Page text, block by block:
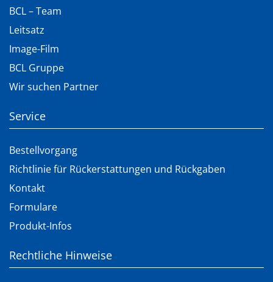
BCL – Team
Leitsatz
Image-Film
BCL Gruppe
Wir suchen Partner
Service
Bestellvorgang
Richtlinie für Rückerstattungen und Rückgaben
Kontakt
Formulare
Produkt-Infos
Rechtliche Hinweise